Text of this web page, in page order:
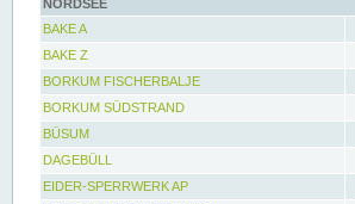
NORDSEE
BAKE A
BAKE Z
BORKUM FISCHERBALJE
BORKUM SÜDSTRAND
BÜSUM
DAGEBÜLL
EIDER-SPERRWERK AP